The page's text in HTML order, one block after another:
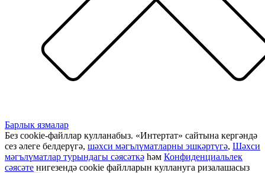
Барлык язмалар
Без cookie-файллар кулланабыз. «Интертат» сайтына кергәндә
сез әлеге белдерүгә, шәхси мәгълүматларны эшкәртүгә, Шәхси
мәгълүматлар турындагы сәясәткә һәм Конфиденциальлек
сәясәте нигезендә cookie файлларын куллануга ризалашасыз